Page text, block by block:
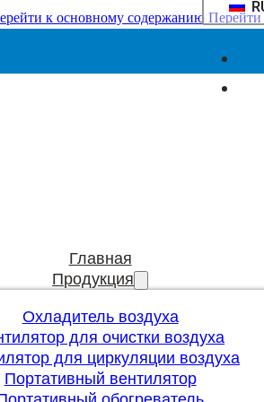
к основному содержанию
Главная
Продукция
Охладитель воздуха
для очистки воздуха
для циркуляции воздуха
Портативный вентилятор